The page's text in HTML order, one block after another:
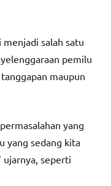
salah satu
pemilu
maupun
yang
yang sedang kita
ujarnya, seperti